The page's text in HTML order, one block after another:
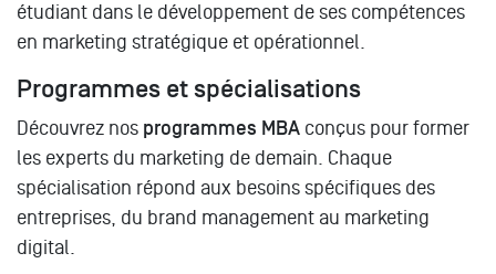
étudiant dans le développement de ses compétences
en marketing stratégique et opérationnel.
Programmes et spécialisations
Découvrez nos programmes MBA conçus pour former
les experts du marketing de demain. Chaque
spécialisation répond aux besoins spécifiques des
entreprises, du brand management au marketing
digital.